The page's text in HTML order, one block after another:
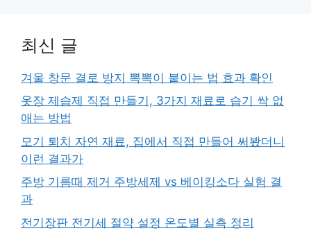
최신 글
겨울 창문 결로 방지 뽁뽁이 붙이는 법 효과 확인
옷장 제습제 직접 만들기, 3가지 재료로 습기 싹 없
애는 방법
모기 퇴치 자연 재료, 집에서 직접 만들어 써봤더니
이런 결과가
주방 기름때 제거 주방세제 vs 베이킹소다 실험 결
과
전기장판 전기세 절약 설정 온도별 실측 정리